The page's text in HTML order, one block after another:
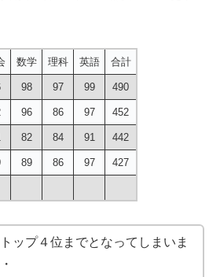
数学 理科 英語 合計
98 97 99 490
96 86 97 452
82 84 91 442
89 86 97 427
ップ４位までとなってしまいま